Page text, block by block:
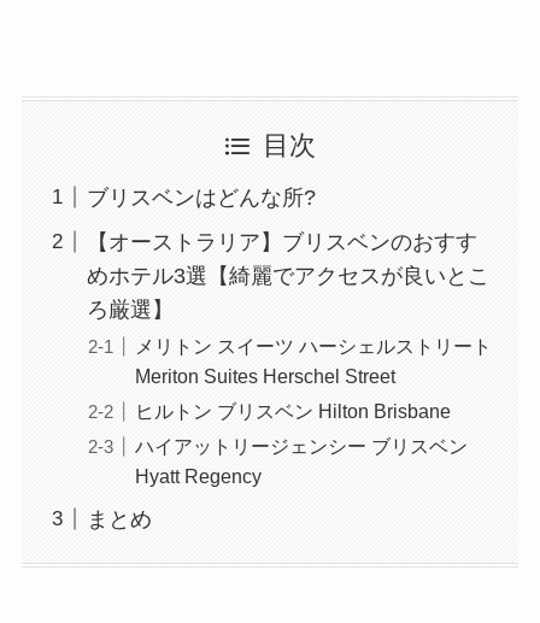
目次
ブリスベンはどんな所?
【オーストラリア】ブリスベンのおすす
めホテル3選【綺麗でアクセスが良いとこ
ろ厳選】
メリトン スイーツ ハーシェルストリート
Meriton Suites Herschel Street
ヒルトン ブリスベン Hilton Brisbane
ハイアットリージェンシー ブリスベン
Hyatt Regency
まとめ